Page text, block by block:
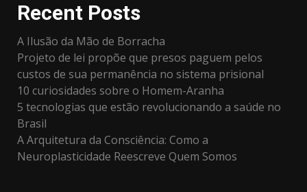
Recent Posts
A Ilusão da Mão de Borracha
Projeto de lei propõe que presos paguem pelos
custos de sua permanência no sistema prisional
10 curiosidades sobre o Homem-Aranha
5 tecnologias que estão revolucionando a saúde no
Brasil
A Arquitetura da Consciência: Como a
Neuroplasticidade Reescreve Quem Somos